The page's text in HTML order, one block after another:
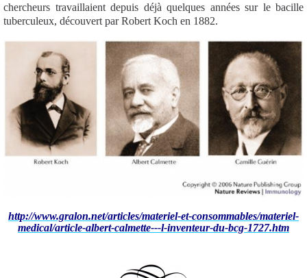
chercheurs travaillaient depuis déjà quelques années sur le bacille
tuberculeux, découvert par Robert Koch en 1882.
http://www.gralon.net/articles/materiel-et-consommables/materiel-
medical/article-albert-calmette---l-inventeur-du-bcg-1727.htm